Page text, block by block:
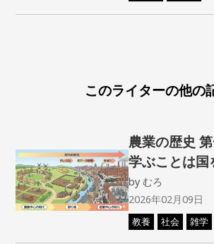
このライターの他の
農業の歴史
学ぶことは国
byむろ
2026年02月09日
教養 社会 雑学